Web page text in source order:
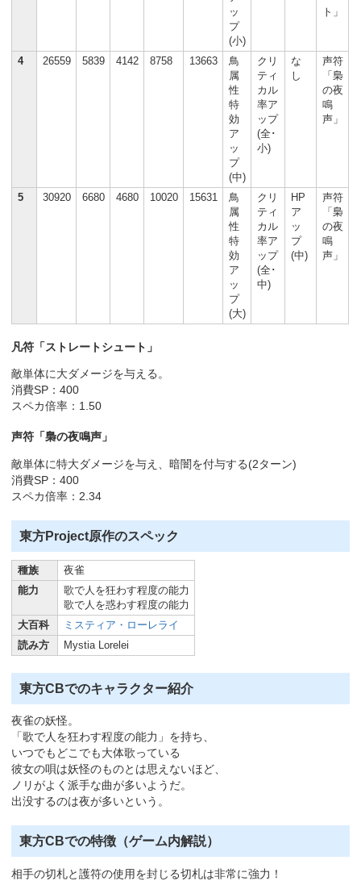
ッ
プ
(小)
ト」
4 26559 5839 4142 8758 13663
鳥
属
性
特
効
ア
ッ
プ
(中)
クリ
ティ
カル
率ア
ップ
(全･
小)
な
し
声符
「梟
の夜
鳴
声」
5 30920 6680 4680 10020 15631
鳥
属
性
特
効
ア
ッ
プ
(大)
クリ
ティ
カル
率ア
ップ
(全･
中)
HP
ア
ッ
プ
(中)
声符
「梟
の夜
鳴
声」
凡符「ストレートシュート」
敵単体に大ダメージを与える。
消費SP：400
スペカ倍率：1.50
声符「梟の夜鳴声」
敵単体に特大ダメージを与え、暗闇を付与する(2ターン)
消費SP：400
スペカ倍率：2.34
東方Project原作のスペック
種族
夜雀
能力
歌で人を狂わす程度の能力
歌で人を惑わす程度の能力
大百科
ミスティア・ローレライ
読み方
Mystia Lorelei
東方CBでのキャラクター紹介
夜雀の妖怪。
「歌で人を狂わす程度の能力」を持ち、
いつでもどこでも大体歌っている
彼女の唄は妖怪のものとは思えないほど、
ノリがよく派手な曲が多いようだ。
出没するのは夜が多いという。
東方CBでの特徴（ゲーム内解説）
相手の切札と護符の使用を封じる切札は非常に強力！